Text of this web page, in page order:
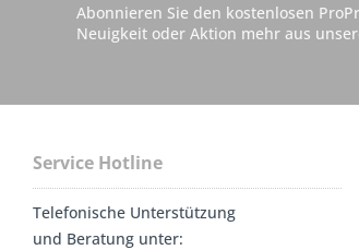
Abonnieren Sie den kostenlosen
Neuigkeit oder Aktion mehr aus
Service Hotline
Telefonische Unterstützung
und Beratung unter: